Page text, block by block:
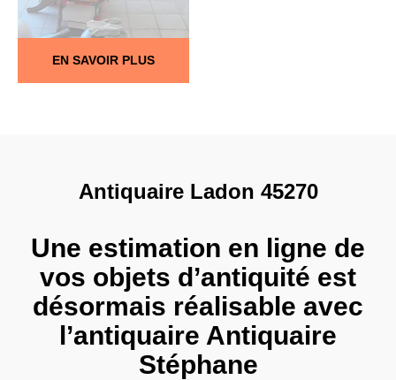
EN SAVOIR PLUS
Antiquaire Ladon 45270
Une estimation en ligne de
vos objets d’antiquité est
désormais réalisable avec
l’antiquaire Antiquaire
Stéphane